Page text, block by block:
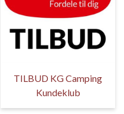
TILBUD KG Camping
Kundeklub